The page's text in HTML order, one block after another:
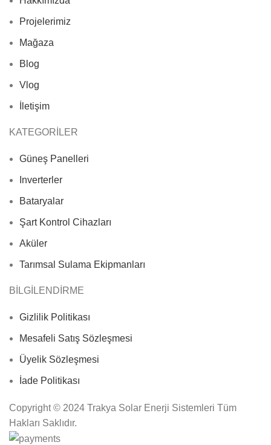
Projelerimiz
Mağaza
Blog
Vlog
İletişim
KATEGORİLER
Güneş Panelleri
Inverterler
Bataryalar
Şart Kontrol Cihazları
Aküler
Tarımsal Sulama Ekipmanları
BİLGİLENDİRME
Gizlilik Politikası
Mesafeli Satış Sözleşmesi
Üyelik Sözleşmesi
İade Politikası
Copyright © 2024 Trakya Solar Enerji Sistemleri Tüm
Hakları Saklıdır.